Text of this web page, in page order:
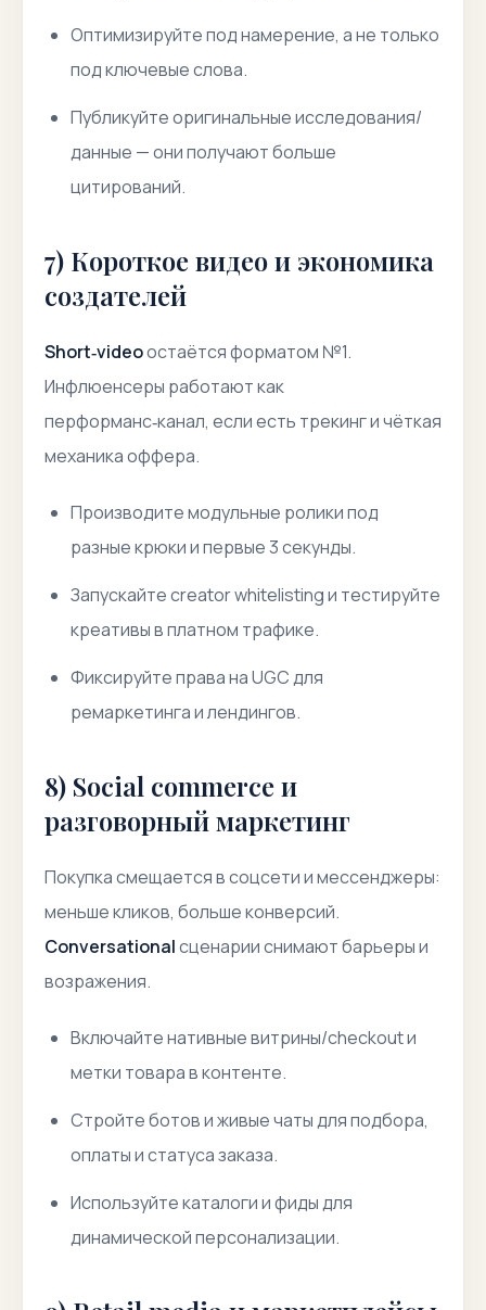
Оптимизируйте под намерение, а не только
под ключевые слова.
Публикуйте оригинальные исследования/
данные — они получают больше
цитирований.
7) Короткое видео и экономика
создателей
Short‑videoостаётся форматом №1.
Инфлюенсеры работают как
перформанс‑канал, если есть трекинг и чёткая
механика оффера.
Производите модульные ролики под
разные крюки и первые 3 секунды.
Запускайтеcreator whitelistingи тестируйте
креативы в платном трафике.
Фиксируйте права на UGC для
ремаркетинга и лендингов.
8) Social commerce и
разговорный маркетинг
Покупка смещается в соцсети и мессенджеры:
меньше кликов, больше конверсий.
Conversationalсценарии снимают барьеры и
возражения.
Включайте нативные витрины/checkout и
метки товара в контенте.
Стройте ботов и живые чаты для подбора,
оплаты и статуса заказа.
Используйте каталоги и фиды для
динамической персонализации.